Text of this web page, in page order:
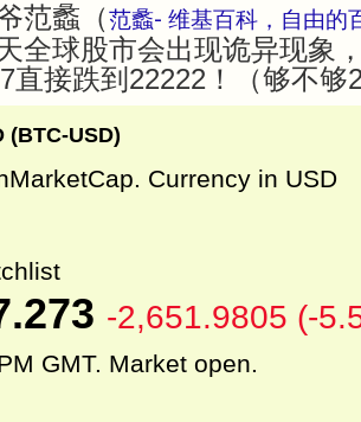
范蠡（范蠡- 维基百科，自由的
全球股市会出现诡异现象
直接跌到22222！（够不够
(BTC-USD)
Currency in USD
-2,651.9805 (-
GMT. Market open.